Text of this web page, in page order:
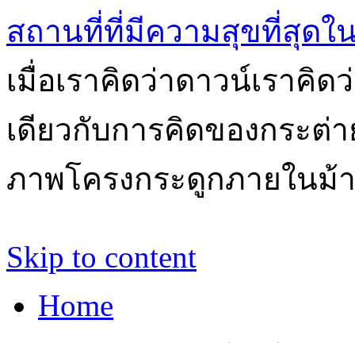
สถานที่ที่มีความสุขที่สุดใ
เมื่อเราคิดว่าดาวน์เราคิ
เดียวกับการคิดของกระ
ภาพโครงกระดูกภายในม้า
Skip to content
Home